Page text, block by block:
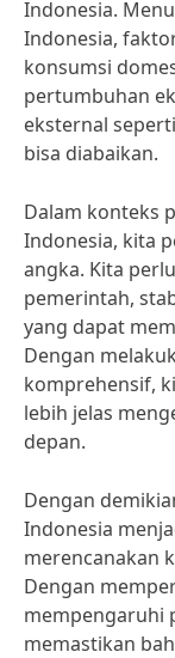
Indonesia.
Indonesia,
konsumsi
pertumbuhan
eksternal
bisa diabaikan.
Dalam konteks
Indonesia, kita
angka. Kita
pemerintah,
yang dapat
Dengan
komprehensif,
lebih jelas
depan.
Dengan
Indonesia
merencanakan
Dengan
mempengaruhi
memastikan